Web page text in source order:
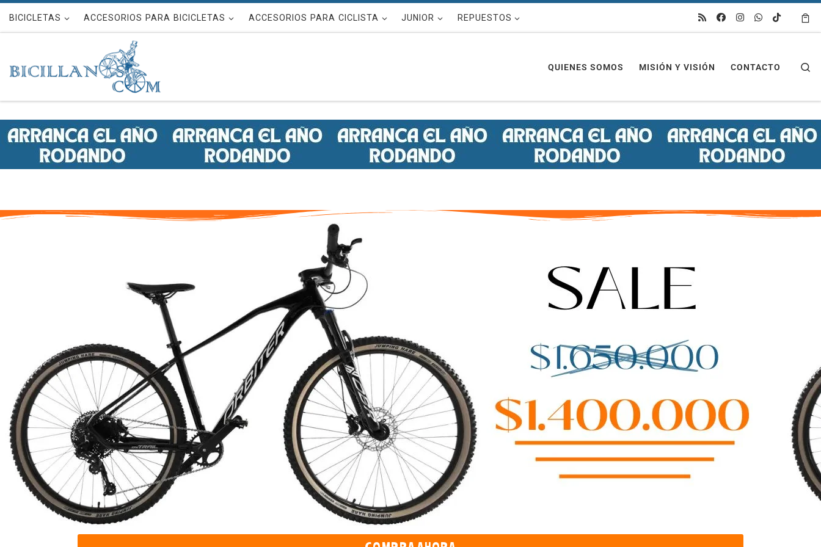
Saltar al contenido
BICICLETAS ACCESORIOS PARA BICICLETAS ACCESORIOS PARA CICLISTA JUNIOR REPUESTOS
QUIENES SOMOS MISIÓN Y VISIÓN CONTACTO